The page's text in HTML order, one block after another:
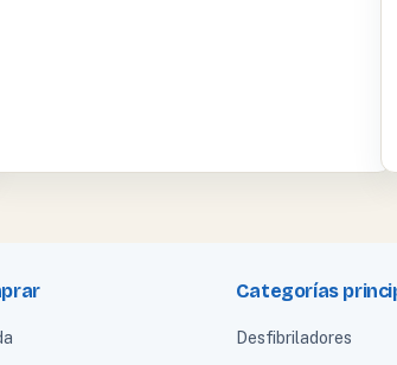
Categorías
Desfibriladores